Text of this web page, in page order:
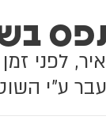
לפני
ע"י